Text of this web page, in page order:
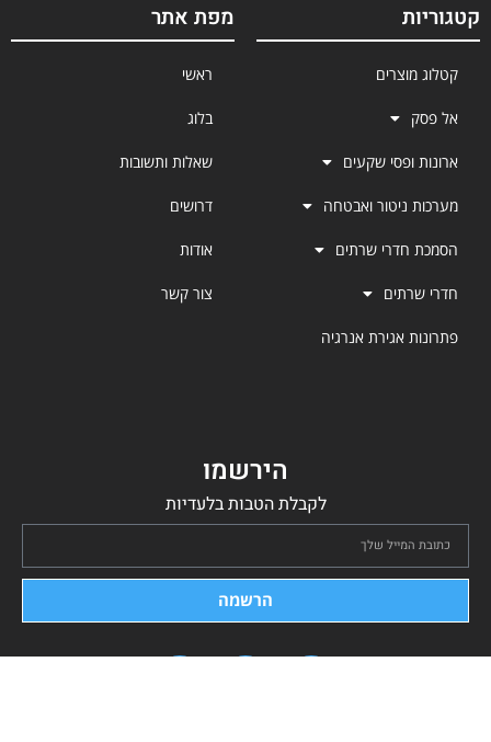
קטגוריות
קטלוג מוצרים
אל פסק
ארונות ופסי שקעים
מערכות ניטור ואבטחה
הסמכת חדרי שרתים
חדרי שרתים
פתרונות אגירת אנרגיה
מפת אתר
ראשי
בלוג
שאלות ותשובות
דרושים
אודות
צור קשר
הירשמו
לקבלת הטבות בלעדיות
הרשמה